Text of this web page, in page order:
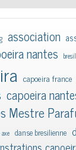
association
nantes bresil
capoeira france
capoeira
Mestre
axe danse bresilienne